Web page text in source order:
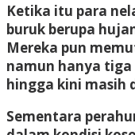
Ketika itu para
buruk berupa
Mereka pun
namun hanya
hingga kini masih
Sementara